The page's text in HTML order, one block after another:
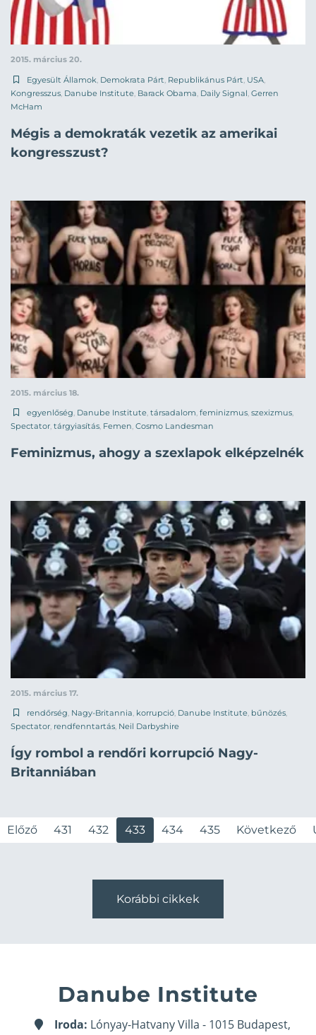
2015. március 20.
Egyesült Államok Demokrata Párt Republikánus Párt USA
Kongresszus Danube Institute Barack Obama Daily Signal Gerren
McHam
Mégis a demokraták vezetik az amerikai
kongresszust?
2015. március 18.
egyenlőség Danube Institute társadalom feminizmus szexizmus
Spectator tárgyiasítás Femen Cosmo Landesman
Feminizmus, ahogy a szexlapok elképzelnék
2015. március 17.
rendőrség, Nagy-Britannia, korrupció, Danube Institute, bűnözés,
Spectator, rendfenntartás, Neil Darbyshire
Így rombol a rendőri korrupció Nagy-
Britanniában
Előző 431 432 433 434 435 Következő
Korábbi cikkek
Danube Institute
Iroda: Lónyay-Hatvany Villa - 1015 Budapest,